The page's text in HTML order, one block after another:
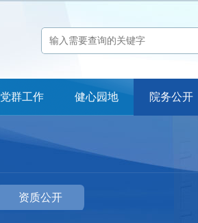
党群工作 健心园地 院务公开
科室介绍
医院地址：自贡市贡井区贡舒路2
24小时心理咨询公益热线：12356
资质公开